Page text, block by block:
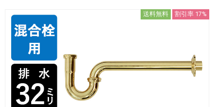
送料無料 割引率 17%